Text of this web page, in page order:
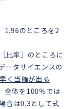
1.96のところを2
比率］のところに
ータサイエンスの
く当確が出る
全体を100％では
合は0.3として式